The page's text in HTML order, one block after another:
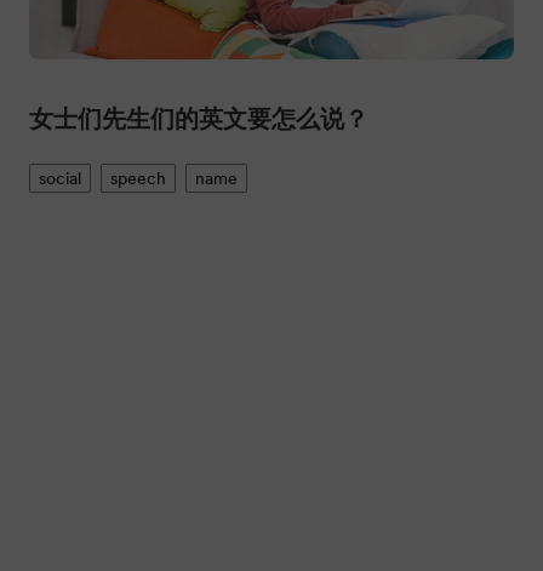
女士们先生们的英文要怎么说？
social speech name